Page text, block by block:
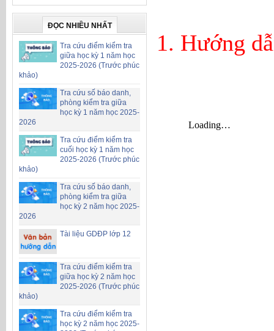
ĐỌC NHIỀU NHẤT
Tra cứu điểm kiểm tra
giữa học kỳ 1 năm học
2025-2026 (Trước phúc
khảo)
Tra cứu số báo danh,
phòng kiểm tra giữa
học kỳ 1 năm học 2025-
2026
Tra cứu điểm kiểm tra
cuối học kỳ 1 năm học
2025-2026 (Trước phúc
khảo)
Tra cứu số báo danh,
phòng kiểm tra giữa
học kỳ 2 năm học 2025-
2026
Tài liệu GDĐP lớp 12
Tra cứu điểm kiểm tra
giữa học kỳ 2 năm học
2025-2026 (Trước phúc
khảo)
Tra cứu điểm kiểm tra
học kỳ 2 năm học 2025-
1. Hướng